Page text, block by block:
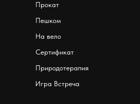
Прокат
Пешком
На вело
Сертификат
Природотерапия
Игра Встреча